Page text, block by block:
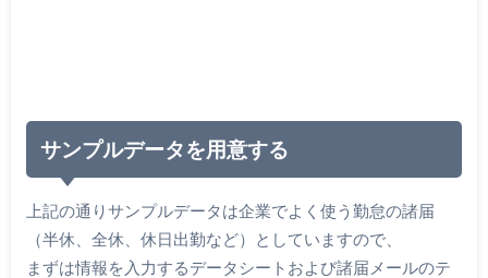
サンプルデータを用意する
上記の通りサンプルデータは企業でよく使う勤怠の諸届
（半休、全休、休日出勤など）としていますので、
まずは情報を入力するデータシートおよび諸届メールのテ